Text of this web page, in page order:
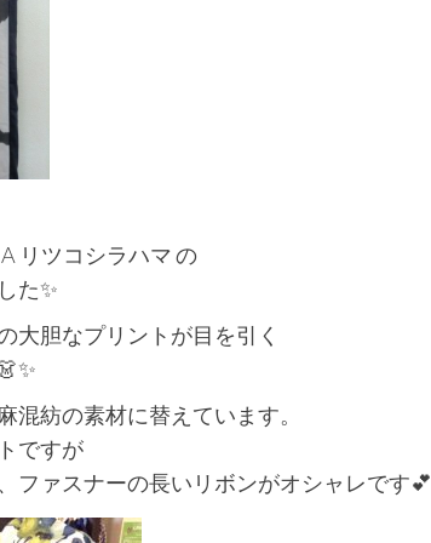
リツコシラハマ の
た✨
大胆なプリントが目を引く
混紡の素材に替えています。
ですが
ファスナーの長いリボンがオシャレです💕